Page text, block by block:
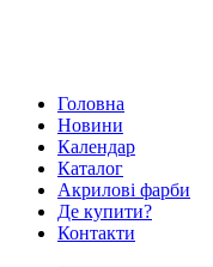
Головна
Новини
Календар
Каталог
Акрилові фарби
Де купити?
Контакти